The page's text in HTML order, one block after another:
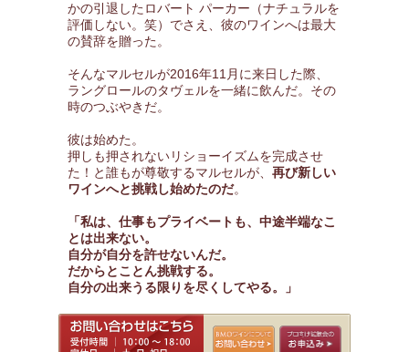
かの引退したロバート パーカー（ナチュラルを
評価しない。笑）でさえ、彼のワインへは最大
の賛辞を贈った。
そんなマルセルが2016年11月に来日した際、
ラングロールのタヴェルを一緒に飲んだ。その
時のつぶやきだ。
彼は始めた。
押しも押されないリショーイズムを完成させ
た！と誰もが尊敬するマルセルが、 再び新しい
ワインへと挑戦し始めたのだ。
「私は、仕事もプライベートも、中途半端なこ
とは出来ない。
自分が自分を許せないんだ。
だからとことん挑戦する。
自分の出来うる限りを尽くしてやる。」